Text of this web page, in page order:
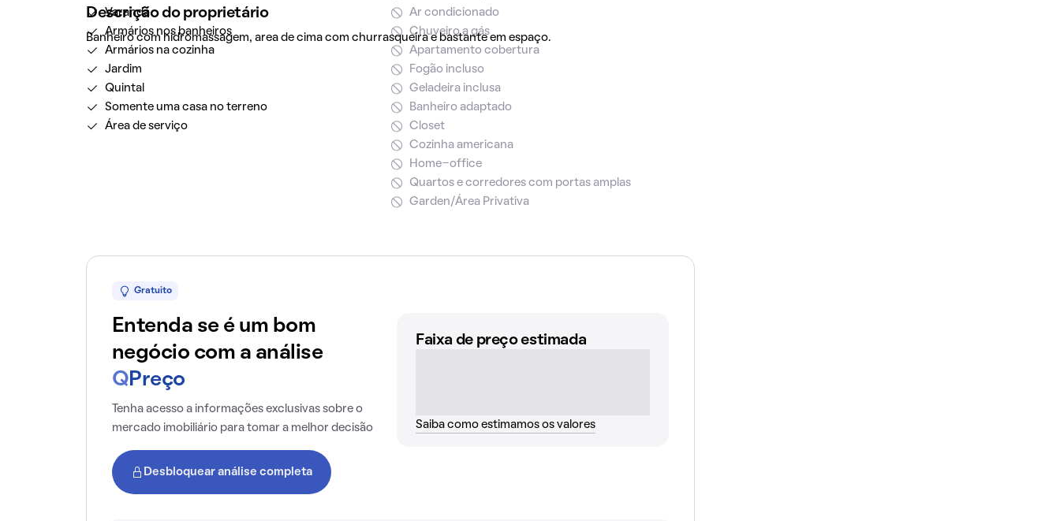
Descrição do proprietário
Banheiro com hidromassagem, area de cima com churrasqueira e bastante em espaço.
Varanda
Armários nos banheiros
Armários na cozinha
Jardim
Quintal
Somente uma casa no terreno
Área de serviço
Ar condicionado
Chuveiro a gás
Apartamento cobertura
Fogão incluso
Geladeira inclusa
Banheiro adaptado
Closet
Cozinha americana
Home-office
Quartos e corredores com portas amplas
Garden/Área Privativa
Gratuito
Entenda se é um bom
negócio com a análise
Q Preço
Tenha acesso a informações exclusivas sobre o
mercado imobiliário para tomar a melhor decisão
Desbloquear análise completa
Faixa de preço estimada
Saiba como estimamos os valores